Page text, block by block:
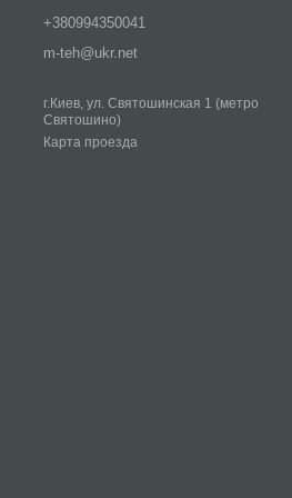
+380994350041
m-teh@ukr.net
г.Киев, ул. Святошинская 1 (метро
Святошино)
Карта проезда